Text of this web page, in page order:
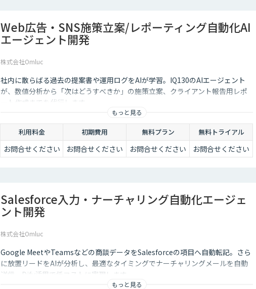
Web広告・SNS施策立案/レポーティング自動化AI
エージェント開発
株式会社Omluc
社内に散らばる過去の提案書や運用ログをAIが学習。IQ130のAIエージェント
が、数値分析から「次はどうすべきか」の施策立案、クライアント報告用レポ
ート作成までを代行します。
もっと見る
利用料金 初期費用 無料プラン 無料トライアル
お問合せください お問合せください お問合せください お問合せください
Salesforce入力・ナーチャリング自動化エージェ
ント開発
株式会社Omluc
Google MeetやTeamsなどの商談データをSalesforceの項目へ自動転記。さら
に放置リードをAIが分析し、最適なタイミングでナーチャリングメールを自動
送信。Dify活用で低コストに実現します。
もっと見る